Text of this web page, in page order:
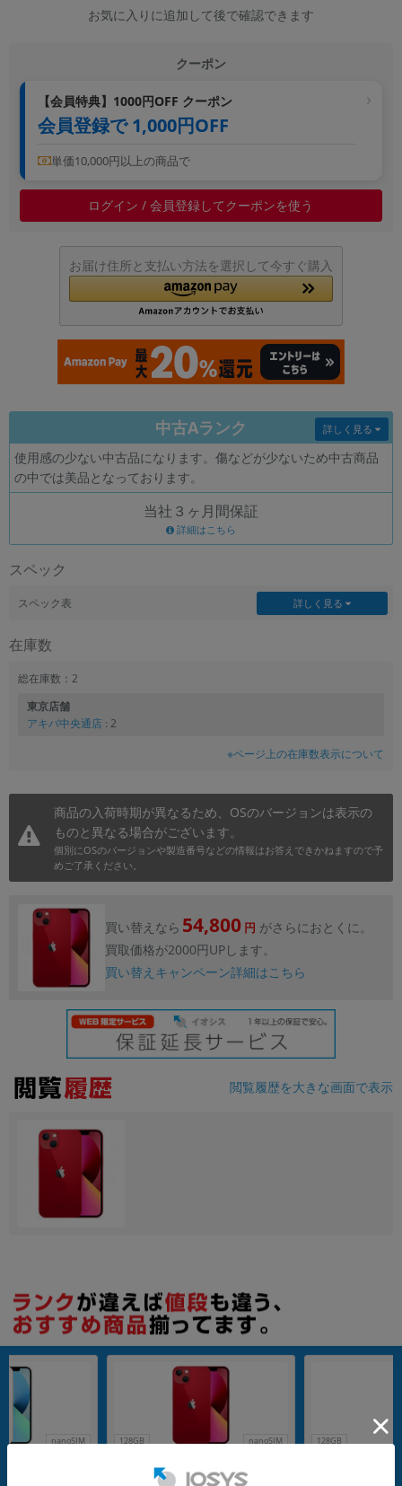
お気に入りに追加して後で確認できます
クーポン
【会員特典】1000円OFF クーポン
会員登録で 1,000円OFF
単価10,000円以上の商品で
ログイン / 会員登録してクーポンを使う
お届け住所と支払い方法を選択して今すぐ購入
中古Aランク
使用感の少ない中古品になります。傷などが少ないため中古商品
の中では美品となっております。
詳しく見る
当社３ヶ月間保証
詳細はこちら
スペック
スペック表 詳しく見る
在庫数
総在庫数：2
東京店舗
アキバ中央通店 : 2
※ページ上の在庫数表示について
商品の入荷時期が異なるため、OSのバージョンは表示の
ものと異なる場合がございます。
個別にOSのバージョンや製造番号などの情報はお答えできかねますので予
めご了承ください。
買い替えなら 54,800 円 がさらにおとくに。
買取価格が2000円UPします。
買い替えキャンペーン詳細はこちら
閲覧履歴を大きな画面で表示
nanoSIM 128GB nanoSIM
(PRODUCT)RED 【Rakuten版SIMフ
128GB
円 ～
年 月 まで
各項目のチェックボックスは「or検索」となります。
ただし機能別のみ「and検索」となります。